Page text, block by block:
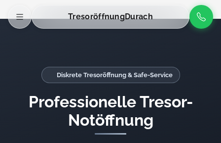
TresoröffnungDurach
Diskrete Tresoröffnung & Safe-Service
Professionelle Tresor-
Notöffnung